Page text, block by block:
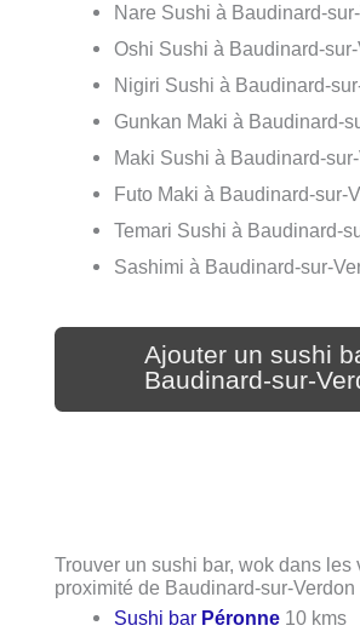
Nare Sushi à Baudinard-
Oshi Sushi à Baudinard-
Nigiri Sushi à Baudinard-
Gunkan Maki à Baudinard-
Maki Sushi à Baudinard-
Futo Maki à Baudinard-sur-
Temari Sushi à Baudinard-
Sashimi à Baudinard-sur-
Ajouter un sushi
Baudinard-sur-
Trouver un sushi bar, wok dans les
proximité de Baudinard-sur-Verdon
Sushi bar Péronne 10 kms